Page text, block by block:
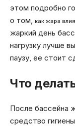
этом подробно
о том, как жара
жаркий день
нагрузку лучше
паузу, ее стоит
Что
После бассейна
средство